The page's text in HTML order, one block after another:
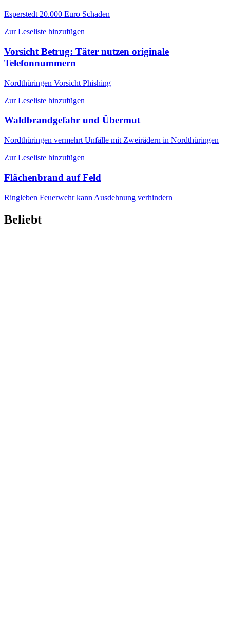
Esperstedt 20.000 Euro Schaden
Zur Leseliste hinzufügen
Vorsicht Betrug: Täter nutzen originale
Telefonnummern
Nordthüringen Vorsicht Phishing
Zur Leseliste hinzufügen
Waldbrandgefahr und Übermut
Nordthüringen vermehrt Unfälle mit Zweirädern in Nordthüringen
Zur Leseliste hinzufügen
Flächenbrand auf Feld
Ringleben Feuerwehr kann Ausdehnung verhindern
Beliebt